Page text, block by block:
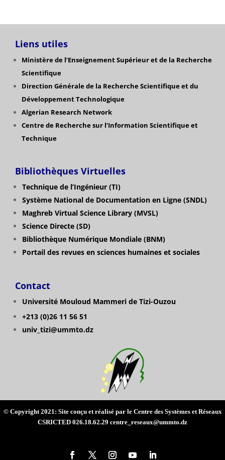
Liens utiles
Ministère de l’Enseignement Supérieur et de la Recherche
Scientifique
Direction Générale de la Recherche Scientifiqueet du
Développement Technologique
Algerian Research Network
Centre de Recherche sur l’Information Scientifique et
Technique
Bibliothèques Virtuelles
Technique de l’Ingénieur (TI)
Système National de Documentation en Ligne (SNDL)
Maghreb Virtual Science Library (MVSL)
Science Directe (SD)
Bibliothèque Numérique Mondiale (BNM)
Portail des revues en sciences humaines et sociales
Contact
Université Mouloud Mammeri de Tizi-Ouzou
+213 (0)26 11 56 51
univ_tizi@ummto.dz
© Copyright 2021: Site conçu et réalisé par le Centre des Systèmes et Réseaux
CSRICTED 026.18.62.29 centre_reseaux@ummto.dz